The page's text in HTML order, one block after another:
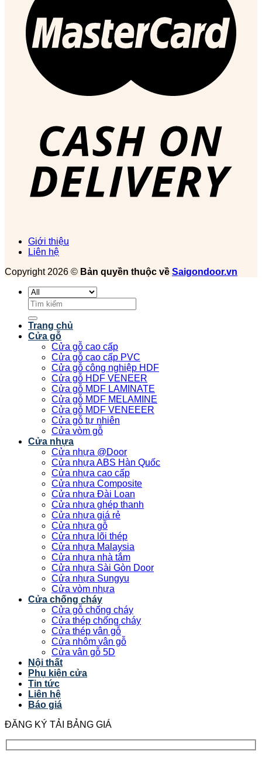
Giới thiệu
Liên hệ
Copyright 2026 © Bản quyền thuộc về Saigondoor.vn
Tìm
kiếm:
Trang chủ
Cửa gỗ
Cửa gỗ cao cấp
Cửa gỗ cao cấp PVC
Cửa gỗ công nghiệp HDF
Cửa gỗ HDF VENEER
Cửa gỗ MDF LAMINATE
Cửa gỗ MDF MELAMINE
Cửa gỗ MDF VENEEER
Cửa gỗ tự nhiên
Cửa vòm gỗ
Cửa nhựa
Cửa nhựa @Door
Cửa nhựa ABS Hàn Quốc
Cửa nhựa cao cấp
Cửa nhựa Composite
Cửa nhựa Đài Loan
Cửa nhựa ghép thanh
Cửa nhựa giá rẻ
Cửa nhựa gỗ
Cửa nhựa lõi thép
Cửa nhựa Malaysia
Cửa nhựa nhà tắm
Cửa nhựa Sài Gòn Door
Cửa nhựa Sungyu
Cửa vòm nhựa
Cửa chống cháy
Cửa gỗ chống cháy
Cửa thép chống cháy
Cửa thép vân gỗ
Cửa nhôm vân gỗ
Cửa vân gỗ 5D
Nội thất
Phụ kiện cửa
Tin tức
Liên hệ
Báo giá
ĐĂNG KÝ TẢI BẢNG GIÁ